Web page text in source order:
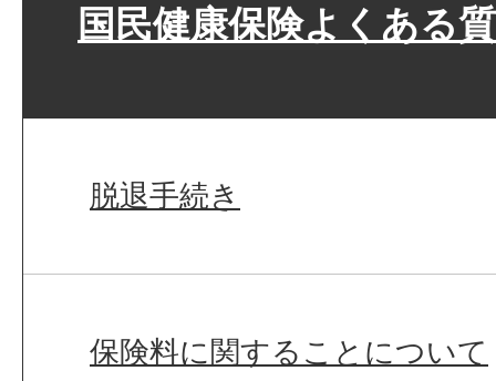
国民健康保険よくある
脱退手続き
保険料に関することについて